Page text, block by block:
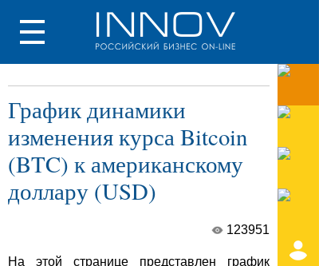
График динамики
изменения курса Bitcoin
(BTC) к американскому
доллару (USD)
123951
На этой странице представлен график